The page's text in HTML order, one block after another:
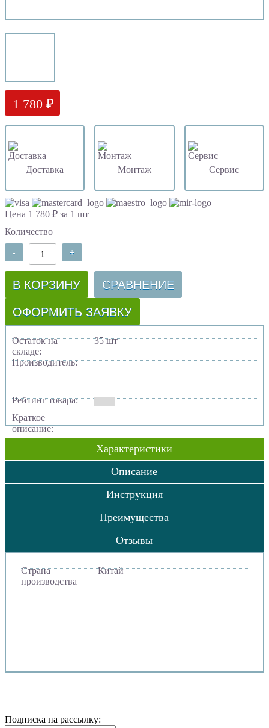
1 780 ₽
Доставка Монтаж Сервис
Цена 1 780 ₽ за 1 шт
Количество
- +
В КОРЗИНУ СРАВНЕНИЕ
ОФОРМИТЬ ЗАЯВКУ
Остаток на
складе:
35 шт
Производитель:
Рейтинг товара:
Краткое
описание:
Характеристики
Описание
Инструкция
Преимущества
Отзывы
Страна
производства
Китай
Подписка на рассылку: